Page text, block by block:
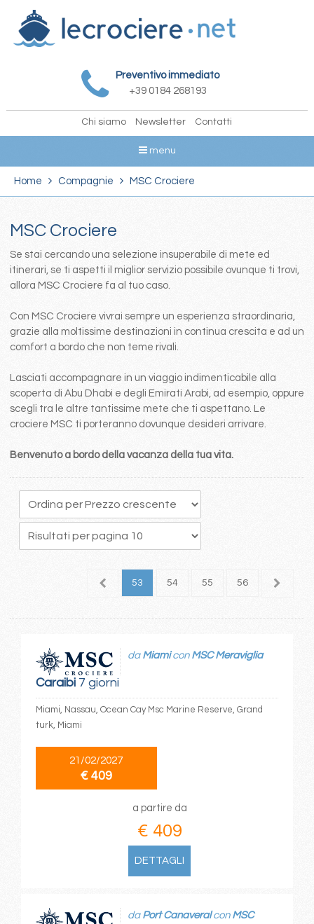
Preventivo immediato
+39 0184 268193
Chi siamo Newsletter Contatti
menu
Home Compagnie MSC Crociere
MSC Crociere
Se stai cercando una selezione insuperabile di mete ed
itinerari, se ti aspetti il miglior servizio possibile ovunque ti trovi,
allora MSC Crociere fa al tuo caso.
Con MSC Crociere vivrai sempre un esperienza straordinaria,
grazie alla moltissime destinazioni in continua crescita e ad un
comfort a bordo che non teme rivali.
Lasciati accompagnare in un viaggio indimenticabile alla
scoperta di Abu Dhabi e degli Emirati Arabi, ad esempio, oppure
scegli tra le altre tantissime mete che ti aspettano. Le
crociere MSC ti porteranno dovunque desideri arrivare.
Benvenuto a bordo della vacanza della tua vita.
52 53 54 55 56 57
Caraibi7 giorni
da Miamicon MSC Meraviglia
Miami, Nassau, Ocean Cay Msc Marine Reserve, Grand
turk, Miami
21/02/2027
€ 409
a partire da
€ 409
DETTAGLI
da Port Canaveralcon MSC